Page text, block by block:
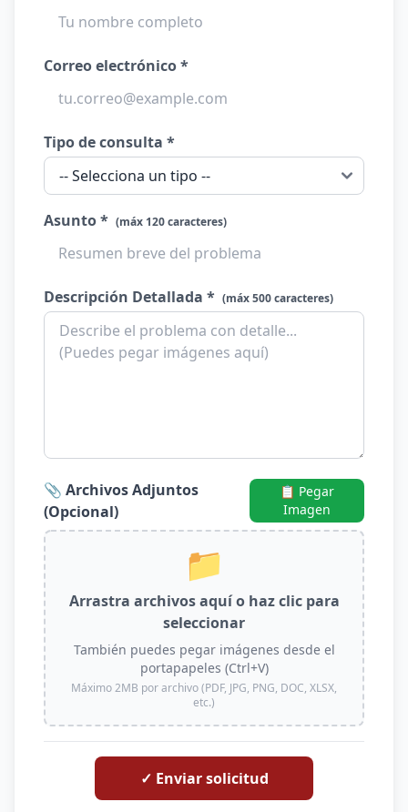
Correo electrónico *
Tipo de consulta *
Asunto * (máx 120 caracteres)
Descripción Detallada * (máx 500 caracteres)
📎 Archivos Adjuntos
(Opcional)
📋 Pegar
Imagen
📁
Arrastra archivos aquí o haz clic para
seleccionar
También puedes pegar imágenes desde el
portapapeles (Ctrl+V)
Máximo 2MB por archivo (PDF, JPG, PNG, DOC, XLSX,
etc.)
✓ Enviar solicitud